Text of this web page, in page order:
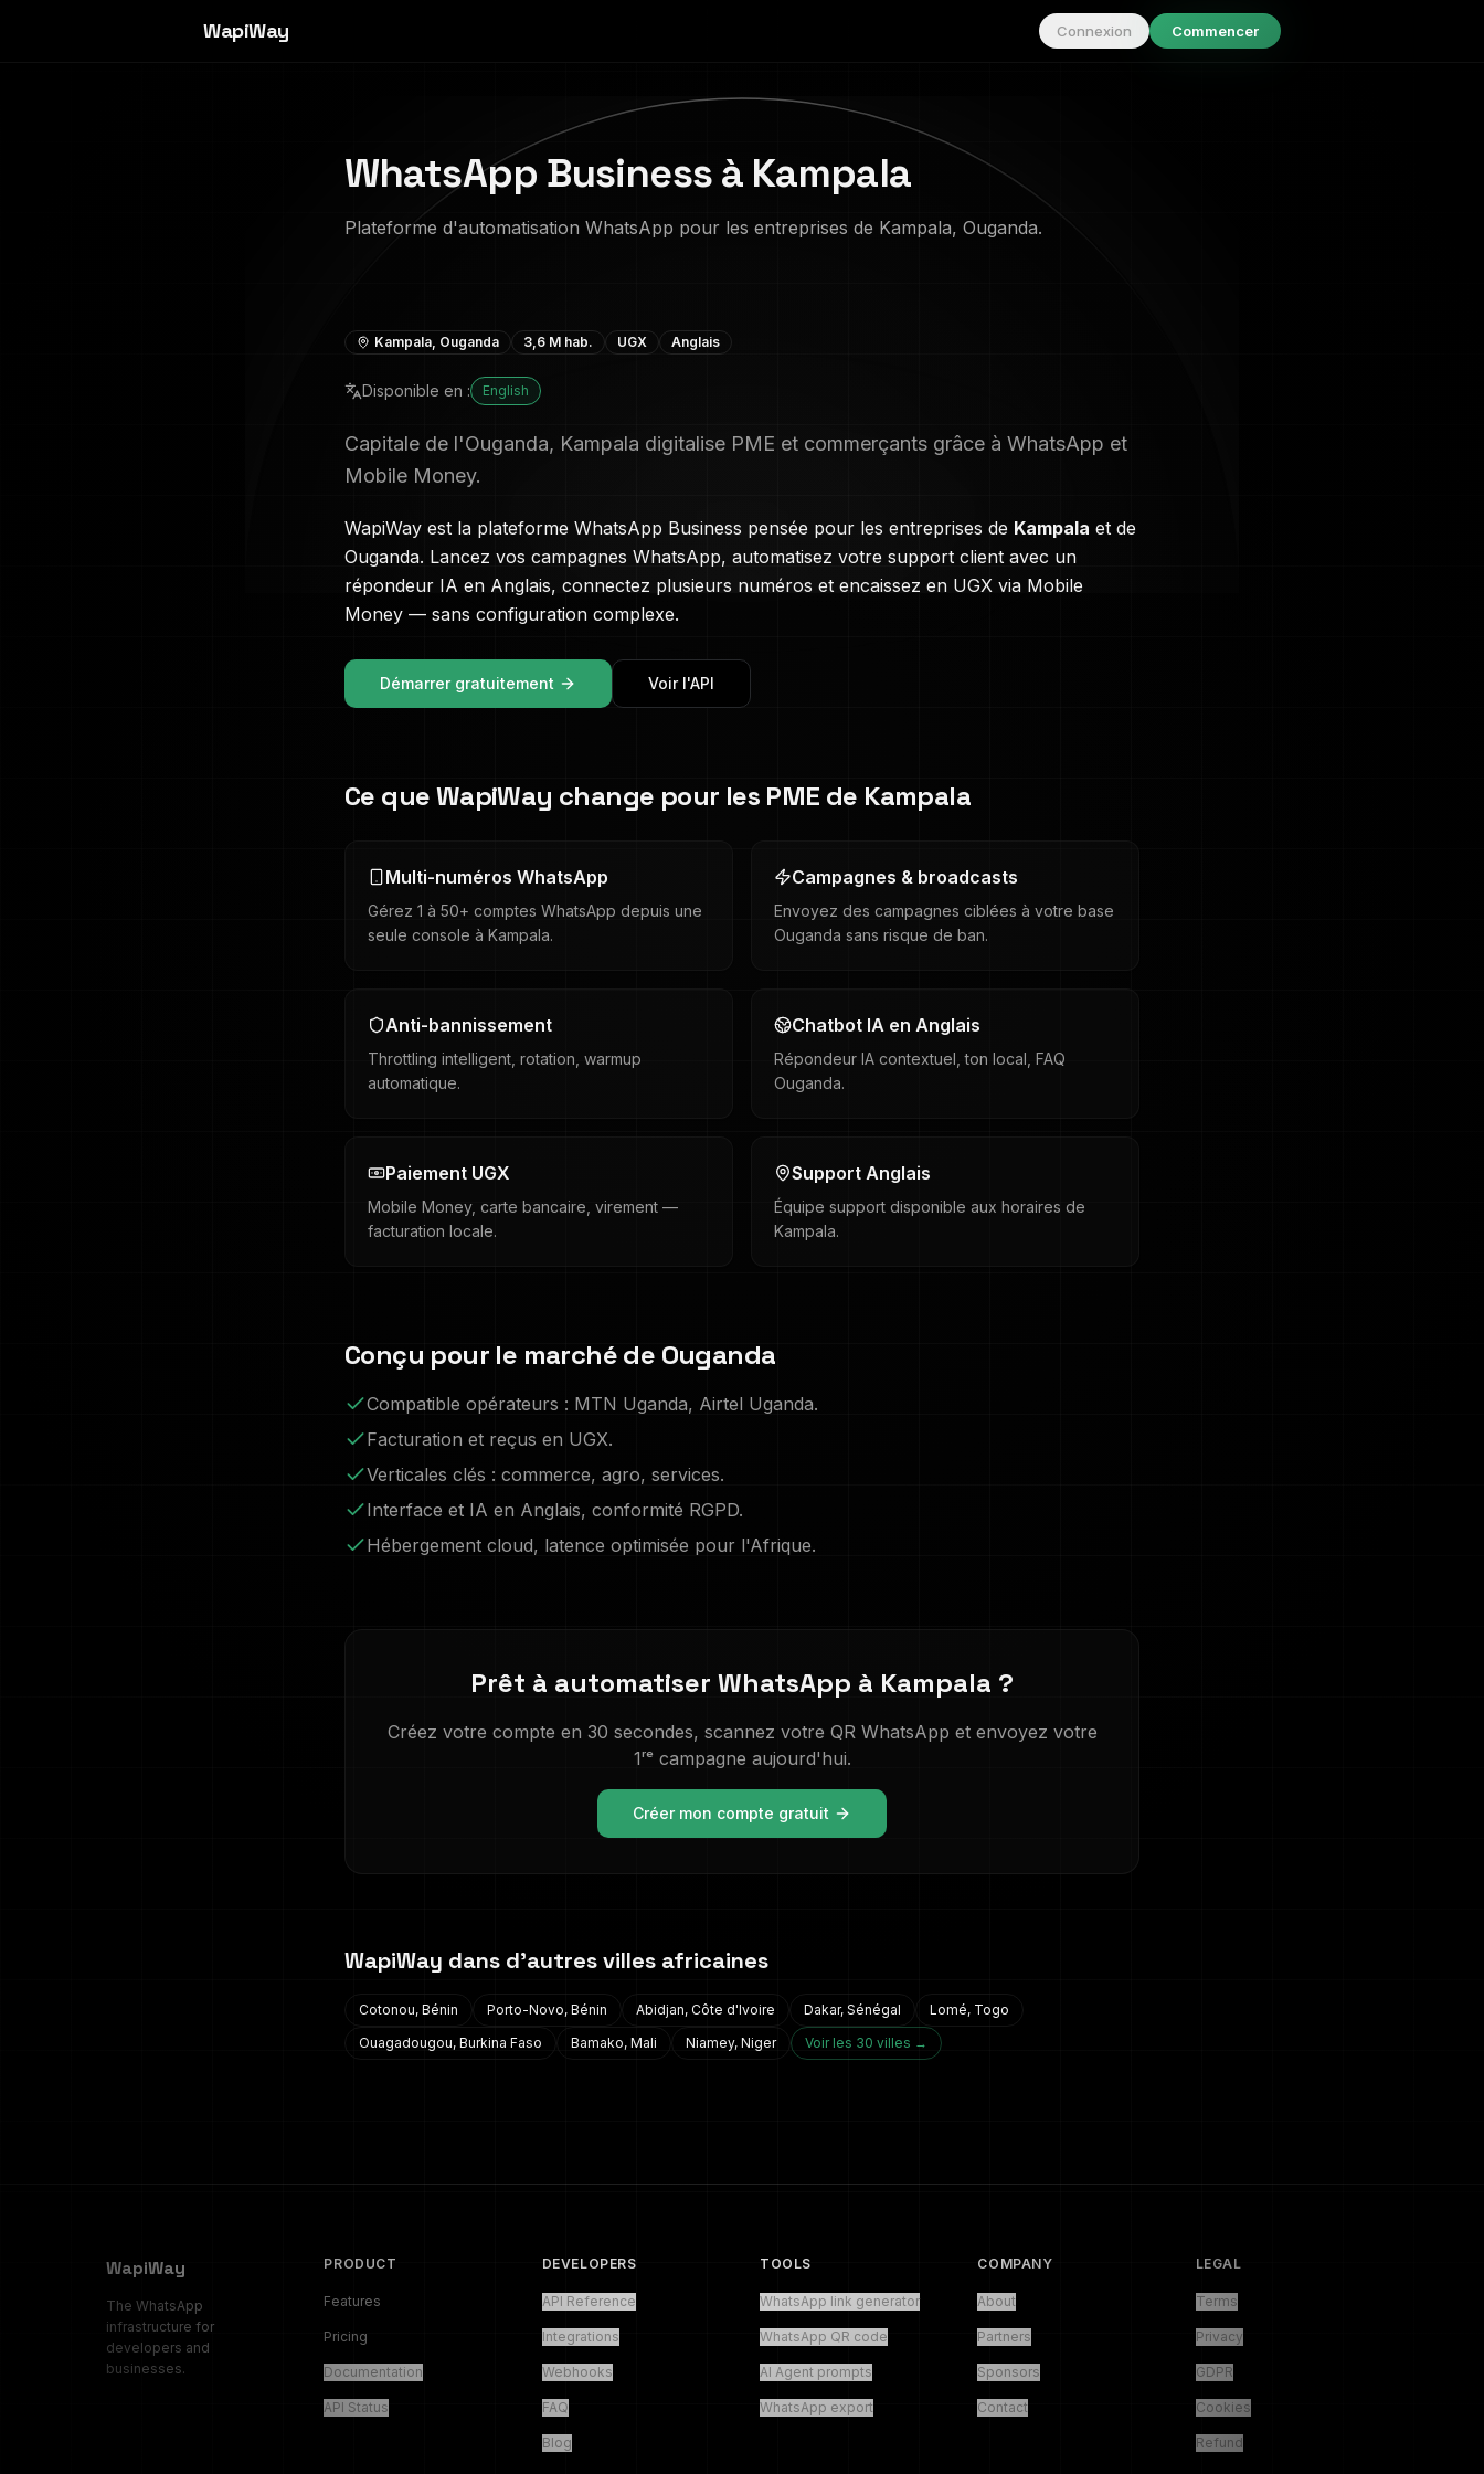
WapiWay Connexion Commencer
WhatsApp Business à Kampala
Plateforme d'automatisation WhatsApp pour les entreprises de Kampala, Ouganda.
Kampala, Ouganda 3,6 M hab. UGX Anglais
Disponible en : English
Capitale de l'Ouganda, Kampala digitalise PME et commerçants grâce à WhatsApp et
Mobile Money.
WapiWay est la plateforme WhatsApp Business pensée pour les entreprises de Kampala et de
Ouganda. Lancez vos campagnes WhatsApp, automatisez votre support client avec un
répondeur IA en Anglais, connectez plusieurs numéros et encaissez en UGX via Mobile
Money — sans configuration complexe.
Démarrer gratuitement Voir l'API
Ce que WapiWay change pour les PME de Kampala
Multi-numéros WhatsApp
Gérez 1 à 50+ comptes WhatsApp depuis une
seule console à Kampala.
Campagnes & broadcasts
Envoyez des campagnes ciblées à votre base
Ouganda sans risque de ban.
Anti-bannissement
Throttling intelligent, rotation, warmup
automatique.
Chatbot IA en Anglais
Répondeur IA contextuel, ton local, FAQ
Ouganda.
Paiement UGX
Mobile Money, carte bancaire, virement —
facturation locale.
Support Anglais
Équipe support disponible aux horaires de
Kampala.
Conçu pour le marché de Ouganda
Compatible opérateurs : MTN Uganda, Airtel Uganda.
Facturation et reçus en UGX.
Verticales clés : commerce, agro, services.
Interface et IA en Anglais, conformité RGPD.
Hébergement cloud, latence optimisée pour l'Afrique.
Prêt à automatiser WhatsApp à Kampala ?
Créez votre compte en 30 secondes, scannez votre QR WhatsApp et envoyez votre
1ʳᵉ campagne aujourd'hui.
Créer mon compte gratuit
WapiWay dans d'autres villes africaines
Cotonou, Bénin Porto-Novo, Bénin Abidjan, Côte d'Ivoire Dakar, Sénégal Lomé, Togo
Ouagadougou, Burkina Faso Bamako, Mali Niamey, Niger Voir les 30 villes →
WapiWay
The WhatsApp
infrastructure for
developers and
businesses.
PRODUCT
Features
Pricing
Documentation
API Status
DEVELOPERS
API Reference
Integrations
Webhooks
FAQ
Blog
TOOLS
WhatsApp link generator
WhatsApp QR code
AI Agent prompts
WhatsApp export
COMPANY
About
Partners
Sponsors
Contact
LEGAL
Terms
Privacy
GDPR
Cookies
Refund